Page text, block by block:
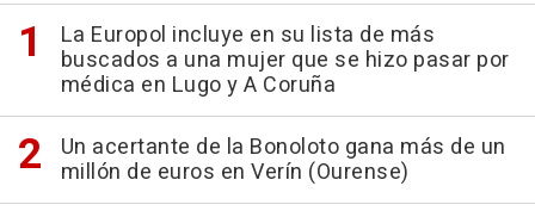
La Europol incluye en su lista de más
buscados a una mujer que se hizo pasar por
médica en Lugo y A Coruña
Un acertante de la Bonoloto gana más de un
millón de euros en Verín (Ourense)